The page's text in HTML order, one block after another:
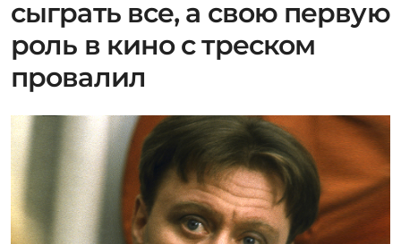
сыграть все, а свою первую
роль в кино с треском
провалил